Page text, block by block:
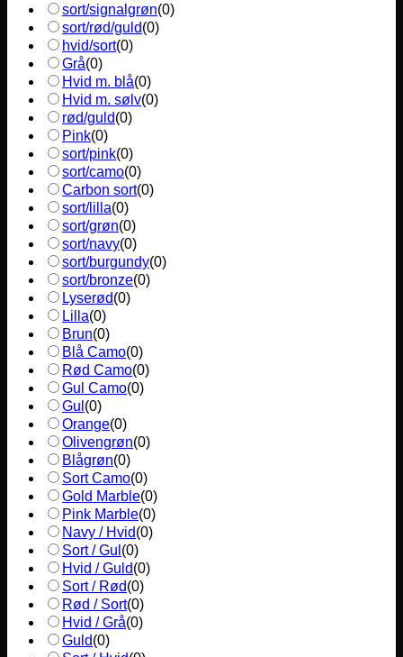
sort/signalgrøn(0)
sort/rød/guld(0)
hvid/sort(0)
Grå(0)
Hvid m. blå(0)
Hvid m. sølv(0)
rød/guld(0)
Pink(0)
sort/pink(0)
sort/camo(0)
Carbon sort(0)
sort/lilla(0)
sort/grøn(0)
sort/navy(0)
sort/burgundy(0)
sort/bronze(0)
Lyserød(0)
Lilla(0)
Brun(0)
Blå Camo(0)
Rød Camo(0)
Gul Camo(0)
Gul (0)
Orange(0)
Olivengrøn(0)
Blågrøn(0)
Sort Camo(0)
Gold Marble(0)
Pink Marble(0)
Navy / Hvid(0)
Sort / Gul (0)
Hvid / Guld(0)
Sort / Rød(0)
Rød / Sort(0)
Hvid / Grå(0)
Guld(0)